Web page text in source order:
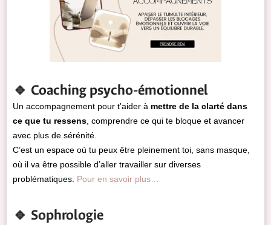
🔹 Coaching psycho-émotionnel
Un accompagnement pour t’aider à mettre de la clarté dans
ce que tu ressens, comprendre ce qui te bloque et avancer
avec plus de sérénité.
C’est un espace où tu peux être pleinement toi, sans masque,
où il va être possible d’aller travailler sur diverses
problématiques. Pour en savoir plus…
🔹 Sophrologie